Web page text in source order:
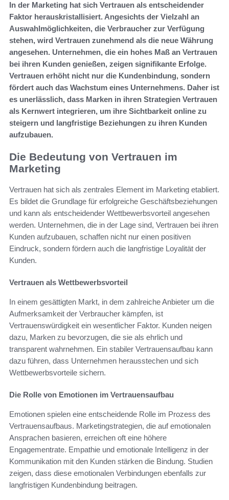
In der Marketing hat sich Vertrauen als entscheidender
Faktor herauskristallisiert. Angesichts der Vielzahl an
Auswahlmöglichkeiten, die Verbraucher zur Verfügung
stehen, wird Vertrauen zunehmend als die neue Währung
angesehen. Unternehmen, die ein hohes Maß an Vertrauen
bei ihren Kunden genießen, zeigen signifikante Erfolge.
Vertrauen erhöht nicht nur die Kundenbindung, sondern
fördert auch das Wachstum eines Unternehmens. Daher ist
es unerlässlich, dass Marken in ihren Strategien Vertrauen
als Kernwert integrieren, um ihre Sichtbarkeit online zu
steigern und langfristige Beziehungen zu ihren Kunden
aufzubauen.
Die Bedeutung von Vertrauen im
Marketing
Vertrauen hat sich als zentrales Element im Marketing etabliert.
Es bildet die Grundlage für erfolgreiche Geschäftsbeziehungen
und kann als entscheidender Wettbewerbsvorteil angesehen
werden. Unternehmen, die in der Lage sind, Vertrauen bei ihren
Kunden aufzubauen, schaffen nicht nur einen positiven
Eindruck, sondern fördern auch die langfristige Loyalität der
Kunden.
Vertrauen als Wettbewerbsvorteil
In einem gesättigten Markt, in dem zahlreiche Anbieter um die
Aufmerksamkeit der Verbraucher kämpfen, ist
Vertrauenswürdigkeit ein wesentlicher Faktor. Kunden neigen
dazu, Marken zu bevorzugen, die sie als ehrlich und
transparent wahrnehmen. Ein stabiler Vertrauensaufbau kann
dazu führen, dass Unternehmen herausstechen und sich
Wettbewerbsvorteile sichern.
Die Rolle von Emotionen im Vertrauensaufbau
Emotionen spielen eine entscheidende Rolle im Prozess des
Vertrauensaufbaus. Marketingstrategien, die auf emotionalen
Ansprachen basieren, erreichen oft eine höhere
Engagementrate. Empathie und emotionale Intelligenz in der
Kommunikation mit den Kunden stärken die Bindung. Studien
zeigen, dass diese emotionalen Verbindungen ebenfalls zur
langfristigen Kundenbindung beitragen.